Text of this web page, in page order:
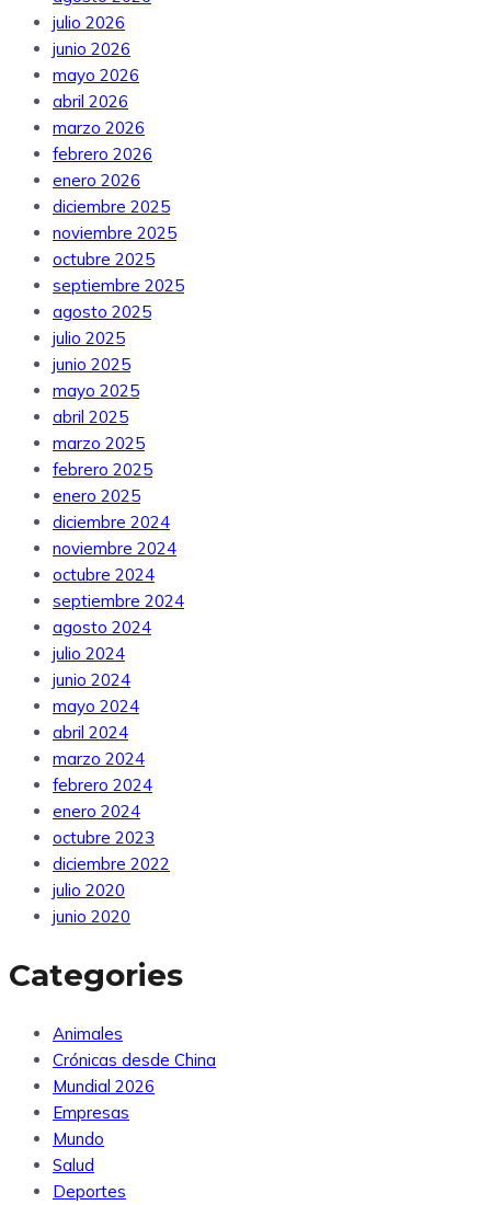
julio 2026
junio 2026
mayo 2026
abril 2026
marzo 2026
febrero 2026
enero 2026
diciembre 2025
noviembre 2025
octubre 2025
septiembre 2025
agosto 2025
julio 2025
junio 2025
mayo 2025
abril 2025
marzo 2025
febrero 2025
enero 2025
diciembre 2024
noviembre 2024
octubre 2024
septiembre 2024
agosto 2024
julio 2024
junio 2024
mayo 2024
abril 2024
marzo 2024
febrero 2024
enero 2024
octubre 2023
diciembre 2022
julio 2020
junio 2020
Categories
Animales
Crónicas desde China
Mundial 2026
Empresas
Mundo
Salud
Deportes